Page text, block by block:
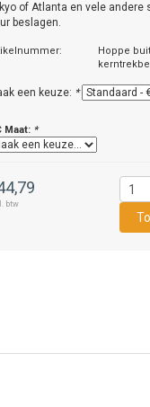
of Atlanta en vele andere
beslagen.
Hoppe
een keuze: *
Maat: *
btw